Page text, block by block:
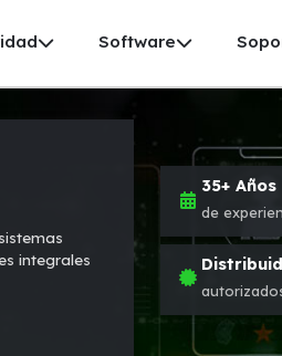
Software
integrales
35+ Años
de